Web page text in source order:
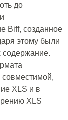
до
Biff, созданное
этому были
содержание.
совместимой,
XLS и в
XLS